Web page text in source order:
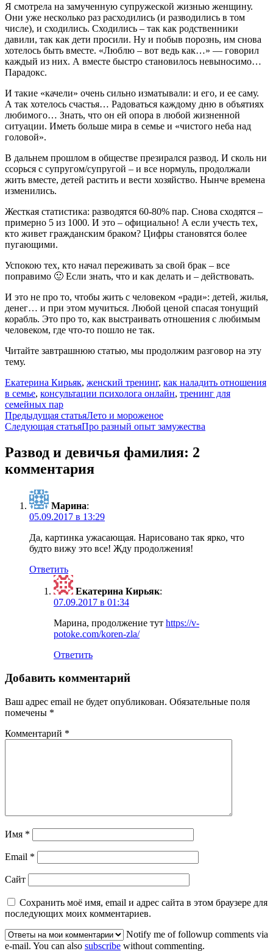
Я смотрела на замученную супружеской жизнью женщину.
Они уже несколько раз расходились (и разводились в том
числе), и сходились. Сходились – так как родственники
давили, так как дети просили. Ну и побыв порознь, им снова
хотелось быть вместе. «Люблю – вот ведь как…» — говорил
каждый из них. А вместе быстро становилось невыносимо…
Парадокс.
И такие «качели» очень сильно изматывали: и его, и ее саму.
А так хотелось счастья… Радоваться каждому дню в объятиях
любимого… Знать, что он ей опора в любой жизненной
ситуации. Иметь больше мира в семье и «чистого неба над
головой».
В дальнем прошлом в обществе презирался развод. И сколь ни
ссорься с супругом/супругой – и все нормуль, продолжали
жить вместе, детей растить и вести хозяйство. Нынче времена
изменились.
Жесткая статистика: разводятся 60-80% пар. Снова сходятся –
примерно 5 из 1000. И это – официально! А если учесть тех,
кто живет гражданским браком? Цифры становятся более
пугающими.
Успокою тех, кто начал переживать за свой брак – все
поправимо 🙂 Если знать, что и как делать и – действовать.
И это не про то, чтобы жить с человеком «ради»: детей, жилья,
денег… и при этом мучиться. Любой ценой спасая тонущий
корабль. Это про то, как выстраивать отношения с любимым
человеком, где что-то пошло не так.
Читайте завтрашнюю статью, мы продолжим разговор на эту
тему.
Екатерина Кирьяк, женский тренинг, как наладить отношения
в семье, консультации психолога онлайн, тренинг для
семейных пар
Навигация
по
записям
Предыдущая статьяЛето и мороженое
Следующая статьяПро разный опыт замужества
Развод и девичья фамилия: 2
комментария
Марина:
05.09.2017 в 13:29
Да, картинка ужасающая. Нарисовано так ярко, что
будто вижу это все! Жду продолжения!
Ответить
Екатерина Кирьяк:
07.09.2017 в 01:34
Марина, продолжение тут https://v-
potoke.com/koren-zla/
Ответить
Добавить комментарий
Ваш адрес email не будет опубликован. Обязательные поля
помечены *
Комментарий *
Имя *
Email *
Сайт
Сохранить моё имя, email и адрес сайта в этом браузере для
последующих моих комментариев.
Notify me of followup comments via
e-mail. You can also subscribe without commenting.